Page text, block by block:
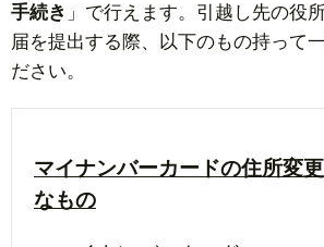
手続き 」で行えます。引越し先の役
届を提出する際、以下のもの持って
ださい。
マイナンバーカードの住所変
なもの